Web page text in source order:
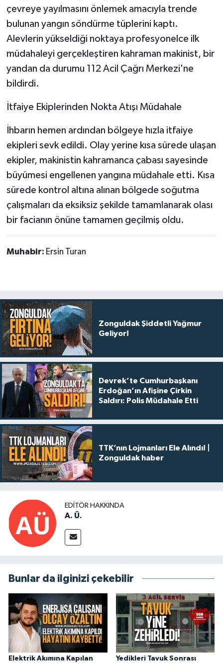
çevreye yayılmasını önlemek amacıyla trende
bulunan yangın söndürme tüplerini kaptı.
Alevlerin yükseldiği noktaya profesyonelce ilk
müdahaleyi gerçekleştiren kahraman makinist, bir
yandan da durumu 112 Acil Çağrı Merkezi'ne
bildirdi.
​İtfaiye Ekiplerinden Nokta Atışı Müdahale
​İhbarın hemen ardından bölgeye hızla itfaiye
ekipleri sevk edildi. Olay yerine kısa sürede ulaşan
ekipler, makinistin kahramanca çabası sayesinde
büyümesi engellenen yangına müdahale etti. Kısa
sürede kontrol altına alınan bölgede soğutma
çalışmaları da eksiksiz şekilde tamamlanarak olası
bir facianın önüne tamamen geçilmiş oldu.
Muhabir: Ersin Turan
Zonguldak Şiddetli Yağmur
Geliyor!
Devrek’te Cumhurbaşkanı
Erdoğan’ın Afişine Çirkin
Saldırı: Polis Müdahale Etti
TTK’nın Lojmanları Ele Alındı! |
Zonguldak haber
EDITÖR HAKKINDA
A. Ü.
Bunlar da ilginizi çekebilir
Elektrik Akımına Kapılan Yedikleri Tavuk Sonrası